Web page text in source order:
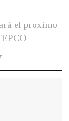
el proximo